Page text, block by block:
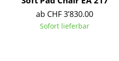
ab CHF 3’830.00
Sofort lieferbar